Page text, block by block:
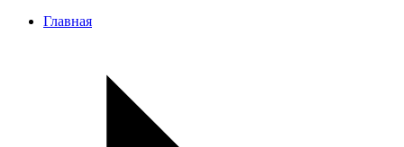
Главная